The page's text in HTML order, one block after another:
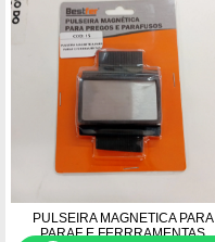
PULSEIRA MAGNETICA PARA
PARAF E FERRRAMENTAS